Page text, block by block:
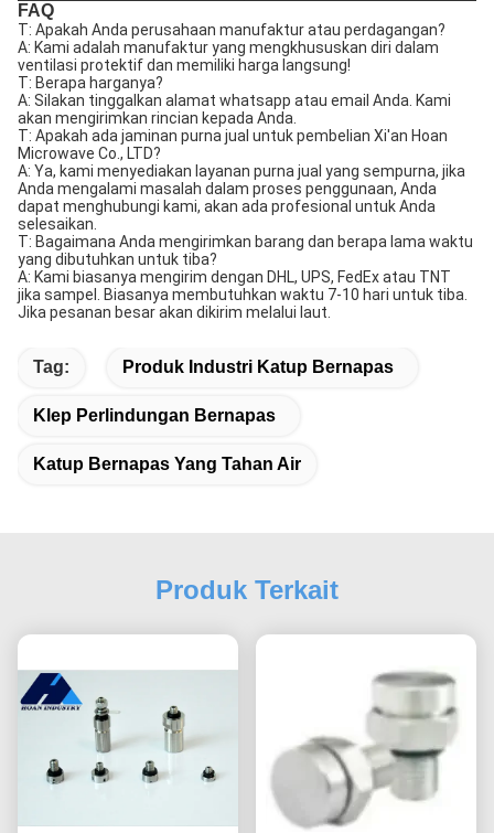
FAQ
T: Apakah Anda perusahaan manufaktur atau perdagangan?
A: Kami adalah manufaktur yang mengkhususkan diri dalam
ventilasi protektif dan memiliki harga langsung!
T: Berapa harganya?
A: Silakan tinggalkan alamat whatsapp atau email Anda. Kami
akan mengirimkan rincian kepada Anda.
T: Apakah ada jaminan purna jual untuk pembelian Xi'an Hoan
Microwave Co., LTD?
A: Ya, kami menyediakan layanan purna jual yang sempurna, jika
Anda mengalami masalah dalam proses penggunaan, Anda
dapat menghubungi kami, akan ada profesional untuk Anda
selesaikan.
T: Bagaimana Anda mengirimkan barang dan berapa lama waktu
yang dibutuhkan untuk tiba?
A: Kami biasanya mengirim dengan DHL, UPS, FedEx atau TNT
jika sampel. Biasanya membutuhkan waktu 7-10 hari untuk tiba.
Jika pesanan besar akan dikirim melalui laut.
Tag: Produk Industri Katup Bernapas
Klep Perlindungan Bernapas
Katup Bernapas Yang Tahan Air
Produk Terkait